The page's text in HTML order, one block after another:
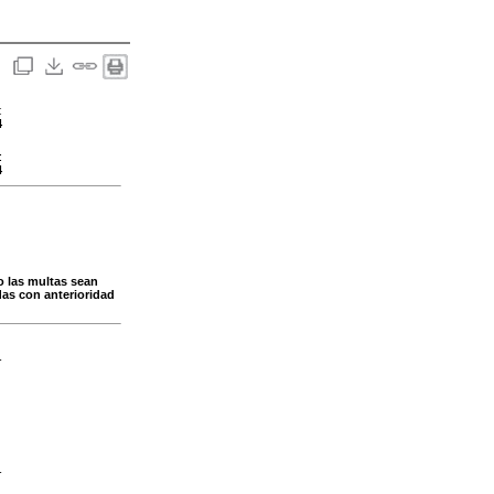
las multas sean
con anterioridad